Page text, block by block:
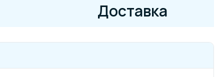
Доставка